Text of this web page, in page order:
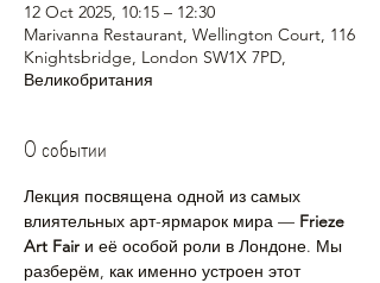
12 Oct 2025, 10:15 – 12:30
Marivanna Restaurant, Wellington Court, 116
Knightsbridge, London SW1X 7PD,
Великобритания
О событии
Лекция посвящена одной из самых
влиятельных арт-ярмарок мира — Frieze
Art Fair и её особой роли в Лондоне. Мы
разберём, как именно устроен этот